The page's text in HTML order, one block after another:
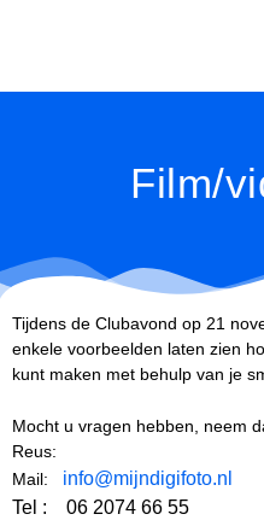
inhoud
Film/
Tijdens de Clubavond op 21
enkele voorbeelden laten zien
kunt maken met behulp van je
Mocht u vragen hebben, neem
Reus:
Mail:
info@mijndigifoto.nl
Tel : 06 2074 66 55